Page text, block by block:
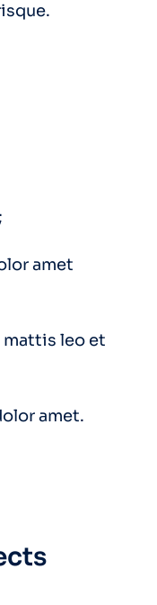
amet
mattis leo et
amet.